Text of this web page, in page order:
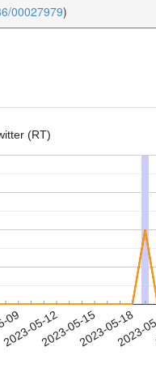
00027979)
(RT)
09
2023-05-122023-05-152023-05-18
2023-